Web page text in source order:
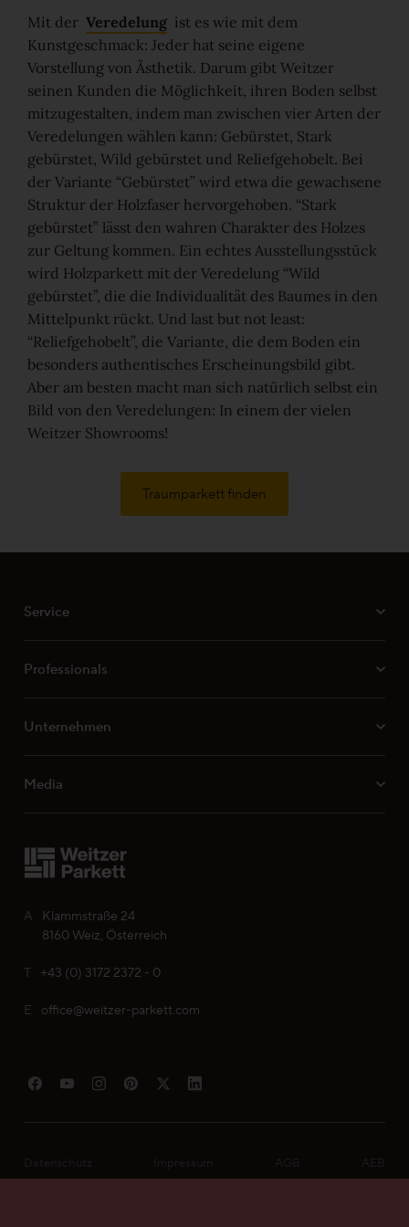
Ihre persönliche Wunschliste
Sprache wählen (DE)
Mit der Veredelung ist es wie mit dem
Kunstgeschmack: Jeder hat seine eigene
Vorstellung von Ästhetik. Darum gibt Weitzer
seinen Kunden die Möglichkeit, ihren Boden selbst
mitzugestalten, indem man zwischen vier Arten der
Veredelungen wählen kann: Gebürstet, Stark
gebürstet, Wild gebürstet und Reliefgehobelt. Bei
der Variante “Gebürstet” wird etwa die gewachsene
Struktur der Holzfaser hervorgehoben. “Stark
gebürstet” lässt den wahren Charakter des Holzes
zur Geltung kommen. Ein echtes Ausstellungsstück
wird Holzparkett mit der Veredelung “Wild
gebürstet”, die die Individualität des Baumes in den
Mittelpunkt rückt. Und last but not least:
“Reliefgehobelt”, die Variante, die dem Boden ein
besonders authentisches Erscheinungsbild gibt.
Aber am besten macht man sich natürlich selbst ein
Bild von den Veredelungen: In einem der vielen
Weitzer Showrooms!
Traumparkett finden
A
Klammstraße 24
8160 Weiz, Österreich
T +43 (0) 3172 2372 - 0
E office@weitzer-parkett.com
Service
Professionals
Unternehmen
Media